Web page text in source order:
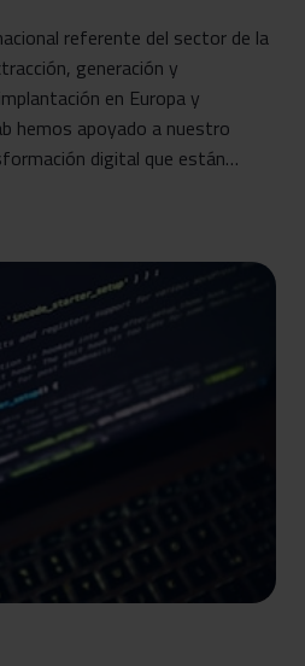
referente del sector de la
generación y
en Europa y
hemos apoyado a nuestro
digital que están…